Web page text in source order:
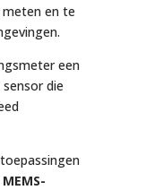
en te
een
die